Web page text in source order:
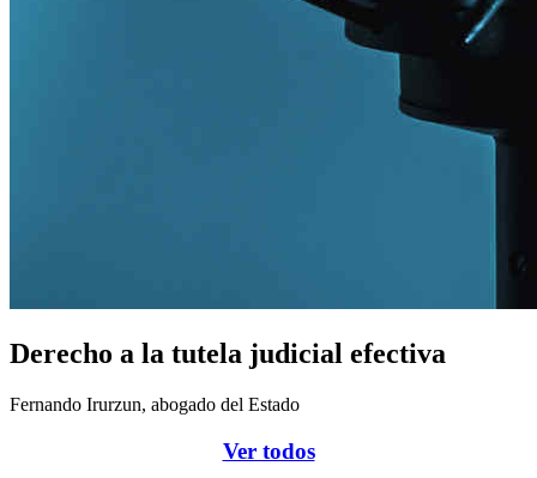
Derecho a la tutela judicial efectiva
Fernando Irurzun, abogado del Estado
Ver todos